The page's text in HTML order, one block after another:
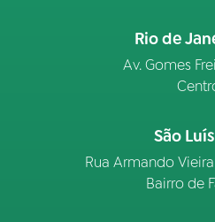
Rio de
Av. Gomes
São
Rua Armando Vieira
Bairro de